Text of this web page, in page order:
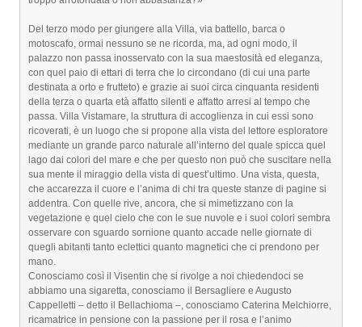
Del terzo modo per giungere alla Villa, via battello, barca o
motoscafo, ormai nessuno se ne ricorda, ma, ad ogni modo, il
palazzo non passa inosservato con la sua maestosità ed eleganza,
con quel paio di ettari di terra che lo circondano (di cui una parte
destinata a orto e frutteto) e grazie ai suoi circa cinquanta residenti
della terza o quarta età affatto silenti e affatto arresi al tempo che
passa. Villa Vistamare, la struttura di accoglienza in cui essi sono
ricoverati, è un luogo che si propone alla vista del lettore esploratore
mediante un grande parco naturale all’interno del quale spicca quel
lago dai colori del mare e che per questo non può che suscitare nella
sua mente il miraggio della vista di quest’ultimo. Una vista, questa,
che accarezza il cuore e l’anima di chi tra queste stanze di pagine si
addentra. Con quelle rive, ancora, che si mimetizzano con la
vegetazione e quel cielo che con le sue nuvole e i suoi colori sembra
osservare con sguardo sornione quanto accade nelle giornate di
quegli abitanti tanto eclettici quanto magnetici che ci prendono per
mano.
Conosciamo così il Visentin che si rivolge a noi chiedendoci se
abbiamo una sigaretta, conosciamo il Bersagliere e Augusto
Cappelletti – detto il Bellachioma –, conosciamo Caterina Melchiorre,
ricamatrice in pensione con la passione per il rosa e l’animo